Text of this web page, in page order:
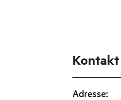
Kontakt
Adresse: